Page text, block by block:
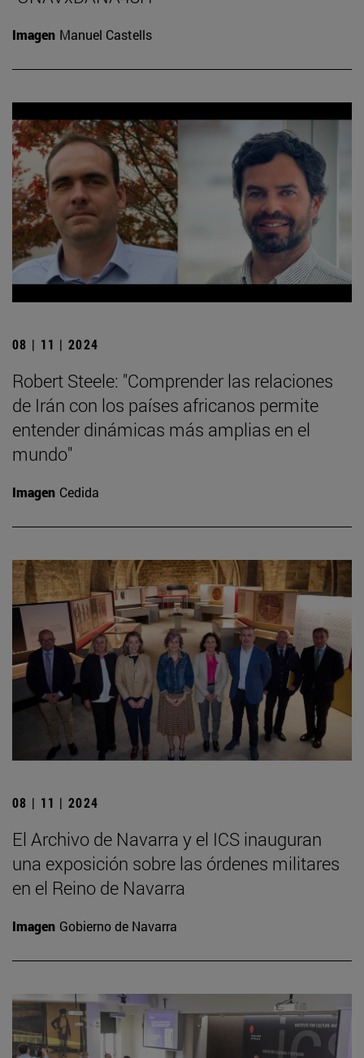
Imagen Manuel Castells
08 | 11 | 2024
Robert Steele: "Comprender las relaciones
de Irán con los países africanos permite
entender dinámicas más amplias en el
mundo"
Imagen Cedida
08 | 11 | 2024
El Archivo de Navarra y el ICS inauguran
una exposición sobre las órdenes militares
en el Reino de Navarra
Imagen Gobierno de Navarra